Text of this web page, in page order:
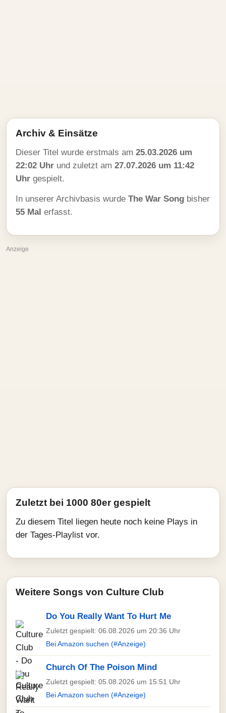
Archiv & Einsätze
Dieser Titel wurde erstmals am 25.03.2026 um
22:02 Uhr und zuletzt am 27.07.2026 um 11:42
Uhr gespielt.
In unserer Archivbasis wurde The War Song bisher
55 Mal erfasst.
Anzeige
Zuletzt bei 1000 80er gespielt
Zu diesem Titel liegen heute noch keine Plays in
der Tages-Playlist vor.
Weitere Songs von Culture Club
Do You Really Want To Hurt Me
Zuletzt gespielt: 06.08.2026 um 20:36 Uhr
Bei Amazon suchen (#Anzeige)
Church Of The Poison Mind
Zuletzt gespielt: 05.08.2026 um 15:51 Uhr
Bei Amazon suchen (#Anzeige)